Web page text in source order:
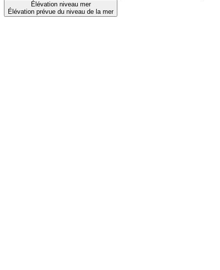
Élévation niveau mer
Élévation prévue du niveau de la mer